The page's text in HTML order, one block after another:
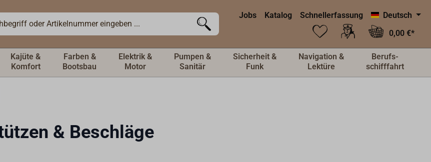
Jobs Katalog Schnellerfassung
Deutsch
0,00 €*
Kajüte &
Komfort
Farben &
Bootsbau
Elektrik &
Motor
Pumpen &
Sanitär
Sicherheit &
Funk
Navigation &
Lektüre
Berufs-
schifffahrt
& Beschläge